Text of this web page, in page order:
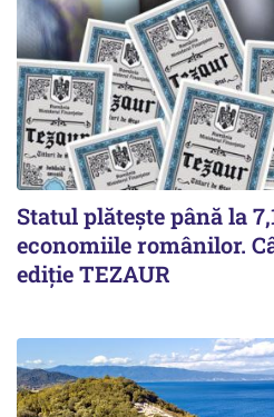
Statul plătește până la
economiile românilor.
ediție TEZAUR